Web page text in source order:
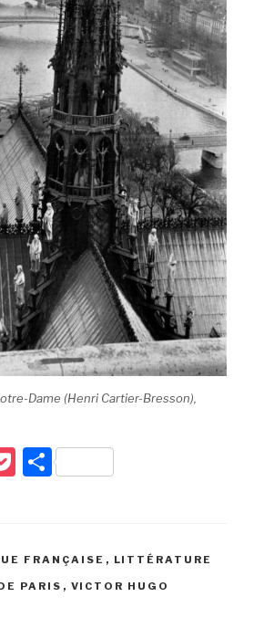
Dame (Henri Cartier-Bresson),
P
k
et
P
g
er
FRANÇAISE , LITTÉRATURE
PARIS , VICTOR HUGO